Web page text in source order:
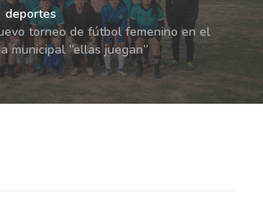
deportes
torneo de fútbol femenino en el
municipal “ellas juegan”